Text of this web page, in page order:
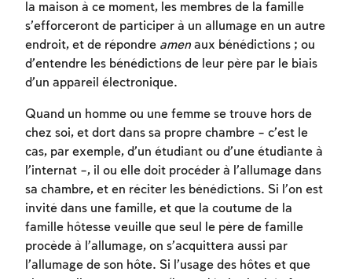
la maison à ce moment, les membres de la famille
s’efforceront de participer à un allumage en un autre
endroit, et de répondre amen aux bénédictions ; ou
d’entendre les bénédictions de leur père par le biais
d’un appareil électronique.
Quand un homme ou une femme se trouve hors de
chez soi, et dort dans sa propre chambre – c’est le
cas, par exemple, d’un étudiant ou d’une étudiante à
l’internat –, il ou elle doit procéder à l’allumage dans
sa chambre, et en réciter les bénédictions. Si l’on est
invité dans une famille, et que la coutume de la
famille hôtesse veuille que seul le père de famille
procède à l’allumage, on s’acquittera aussi par
l’allumage de son hôte. Si l’usage des hôtes et que